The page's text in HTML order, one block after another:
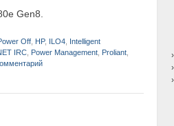
Gen8.
Off HP, ILO4 Intelligent
IRC Power Management Proliant